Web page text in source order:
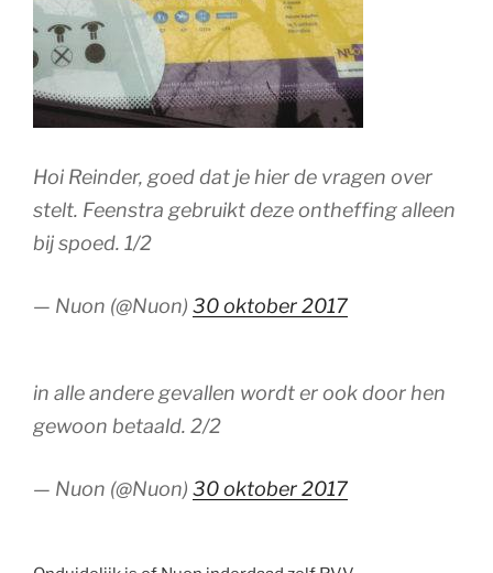
Hoi Reinder, goed dat je hier de vragen over
stelt. Feenstra gebruikt deze ontheffing alleen
bij spoed. 1/2
— Nuon (@Nuon) 30 oktober 2017
in alle andere gevallen wordt er ook door hen
gewoon betaald. 2/2
— Nuon (@Nuon) 30 oktober 2017